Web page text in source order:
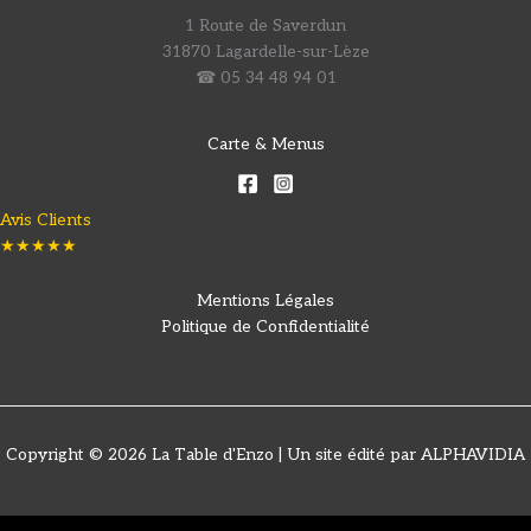
1 Route de Saverdun
31870 Lagardelle-sur-Lèze
☎ 05 34 48 94 01
Carte & Menus
Avis Clients
★★★★★
Mentions Légales
Politique de Confidentialité
Copyright © 2026 La Table d'Enzo | Un site édité par ALPHAVIDIA